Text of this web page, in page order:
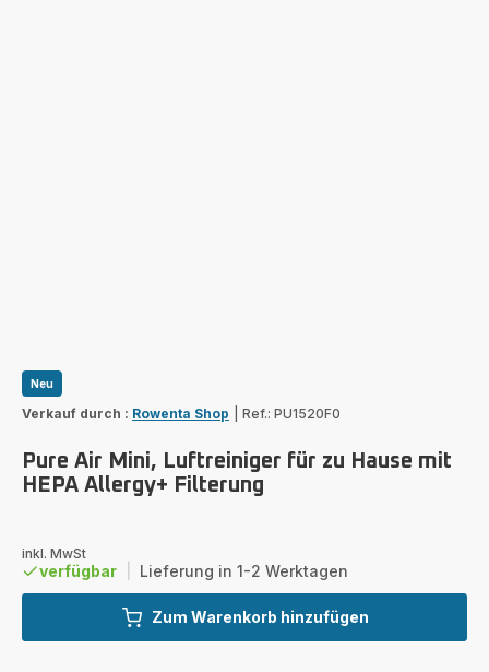
Neu
Verkauf durch : Rowenta Shop Ref.: PU1520F0
Pure Air Mini, Luftreiniger für zu Hause mit
HEPA Allergy+ Filterung
inkl. MwSt
verfügbar Lieferung in 1-2 Werktagen
Zum Warenkorb hinzufügen